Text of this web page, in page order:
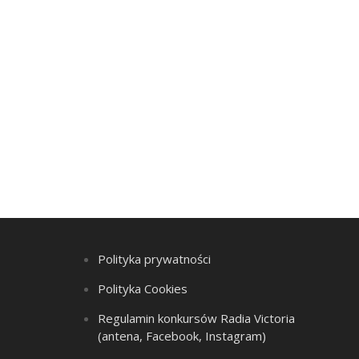
Polityka prywatności
Polityka Cookies
Regulamin konkursów Radia Victoria
(antena, Facebook, Instagram)